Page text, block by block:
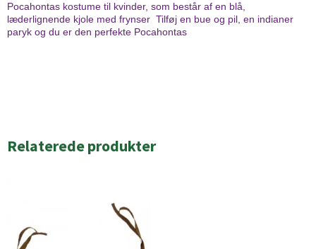
Pocahontas kostume til kvinder, som består af en blå,
læderlignende kjole med frynser Tilføj en bue og pil, en indianer
paryk og du er den perfekte Pocahontas
Relaterede produkter